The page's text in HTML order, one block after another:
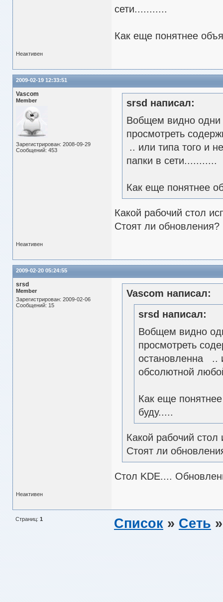
сети...........
Как еще понятнее
Неактивен
2009-02-19 12:33:51
Vascom
Member
Зарегистрирован: 2008-09-29
Сообщений: 453
srsd написал:
Вобщем видно одни
просмотреть
.. или типа того и
папки в сети...........
Как еще понятнее
Какой рабочий стол
Стоят ли обновления?
Неактивен
2009-02-20 05:24:55
srsd
Member
Зарегистрирован: 2009-02-06
Сообщений: 15
Vascom написал:
srsd написал:
Вобщем видно
просмотреть
остановленна ..
обсолютной
Как еще
буду.....
Какой рабочий
Стоят ли
Стол KDE....
Неактивен
Страниц:1 Список»Сеть»